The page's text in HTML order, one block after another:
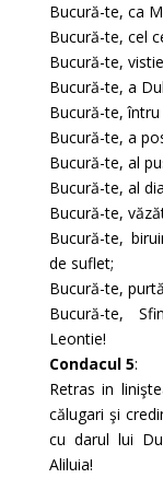
Bucură-te, ca
Bucură-te, cel
Bucură-te,
Bucură-te, a
Bucură-te,
Bucură-te, a
Bucură-te, al
Bucură-te, al
Bucură-te,
Bucură-te,
de suflet;
Bucură-te,
Bucură-te,
Leontie!
Condacul 5:
Retras in
călugari şi
cu darul lui
Aliluia!